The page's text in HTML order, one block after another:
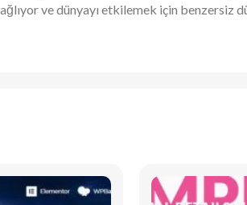
ve dünyayı etkilemek için benzersiz